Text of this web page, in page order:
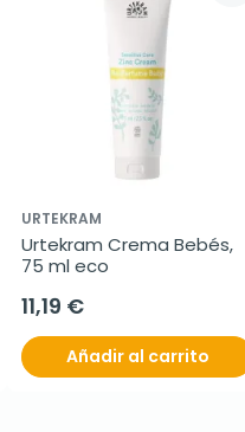
URTEKRAM
Urtekram Crema Bebés,
75 ml eco
11,19 €
Añadir al carrito